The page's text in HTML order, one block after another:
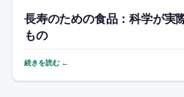
長寿のための食品：科学が実
もの
続きを読む ←